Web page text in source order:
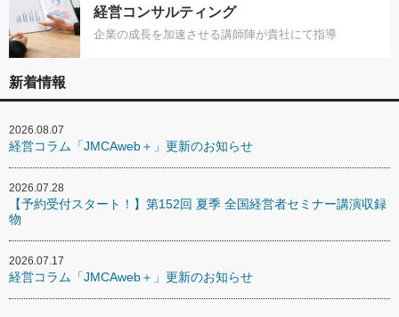
経営コンサルティング
企業の成長を加速させる講師陣が貴社にて指導
新着情報
2026.08.07
経営コラム「JMCAweb＋」更新のお知らせ
2026.07.28
【予約受付スタート！】第152回 夏季 全国経営者セミナー講演収録
物
2026.07.17
経営コラム「JMCAweb＋」更新のお知らせ